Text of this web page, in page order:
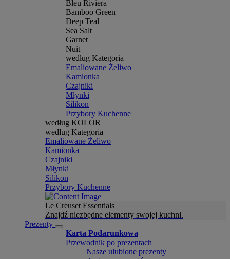
Bleu Riviera
Bamboo Green
Deep Teal
Sea Salt
Garnet
Nuit
według Kategoria
Emaliowane Żeliwo
Kamionka
Czajniki
Młynki
Silikon
Przybory Kuchenne
według KOLOR
według Kategoria
Emaliowane Żeliwo
Kamionka
Czajniki
Młynki
Silikon
Przybory Kuchenne
Le Creuset Essentials
Znajdź niezbędne elementy swojej kuchni.
Prezenty
Karta Podarunkowa
Przewodnik po prezentach
Nasze ulubione prezenty